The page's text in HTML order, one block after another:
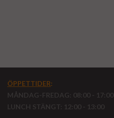
ÖPPETTIDER:
MÅNDAG-FREDAG: 08:00 - 17:00
LUNCH STÄNGT: 12:00 - 13:00